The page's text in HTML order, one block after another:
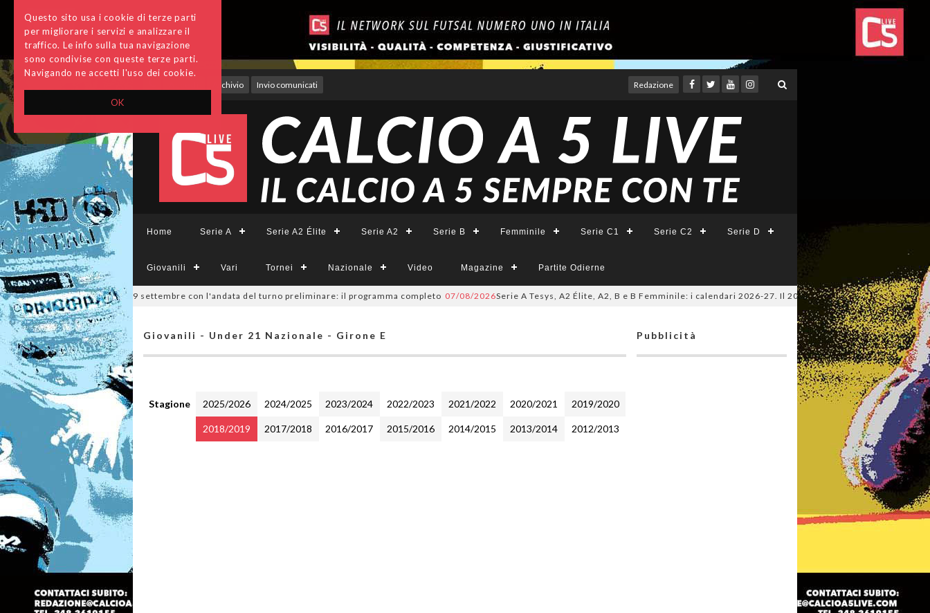
OK
Questo sito usa i cookie di terze parti
per migliorare i servizi e analizzare il
traffico. Le info sulla tua navigazione
sono condivise con queste terze parti.
Navigando ne accetti l'uso dei cookie.
Archivio Invio comunicati Redazione
Home Serie A Serie A2 Élite Serie A2 Serie B Femminile Serie C1 Serie C2 Serie D
Giovanili Vari Tornei Nazionale Video Magazine Partite Odierne
Divisione, si parte il 19 settembre con l'andata del turno preliminare: il programma completo 07/08/2026Serie A Tesys, A2 Élite, A2, B e B Femminile: i calendari 2026-27. Il 20 agosto la presentazione della Serie
Giovanili - Under 21 Nazionale - Girone E
Stagione 2025/2026 2024/2025 2023/2024 2022/2023 2021/2022 2020/2021 2019/2020
2018/2019 2017/2018 2016/2017 2015/2016 2014/2015 2013/2014 2012/2013
Pubblicità